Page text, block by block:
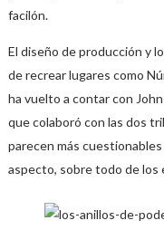
facilón.
El diseño de producción y
de recrear lugares como
ha vuelto a contar con
que colaboró con las dos
parecen más
aspecto, sobre todo de los